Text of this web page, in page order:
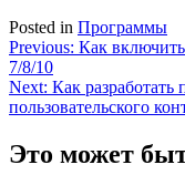
Posted in Программы
Навигация
по
записям
Previous: Как
7/8/10
Next: Как разработать
пользовательского
Это может